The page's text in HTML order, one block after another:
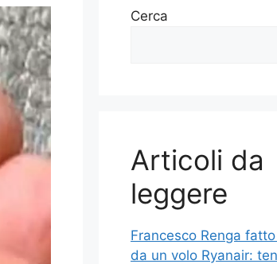
Cerca
Articoli da
leggere
Francesco Renga
da un volo Ryanair: